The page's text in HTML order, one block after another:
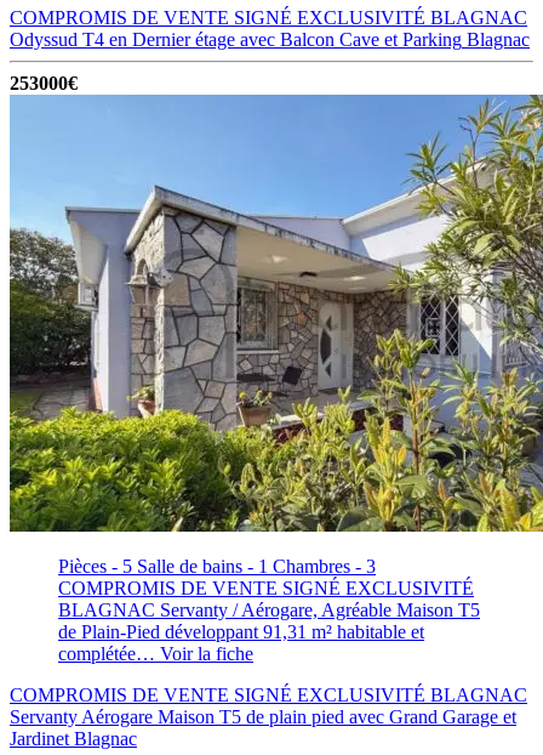
COMPROMIS DE VENTE SIGNÉ EXCLUSIVITÉ BLAGNAC
Odyssud T4 en Dernier étage avec Balcon Cave et Parking Blagnac
253000€
Pièces - 5 Salle de bains - 1 Chambres - 3
COMPROMIS DE VENTE SIGNÉ EXCLUSIVITÉ
BLAGNAC Servanty / Aérogare, Agréable Maison T5
de Plain-Pied développant 91,31 m² habitable et
complétée… Voir la fiche
COMPROMIS DE VENTE SIGNÉ EXCLUSIVITÉ BLAGNAC
Servanty Aérogare Maison T5 de plain pied avec Grand Garage et
Jardinet Blagnac